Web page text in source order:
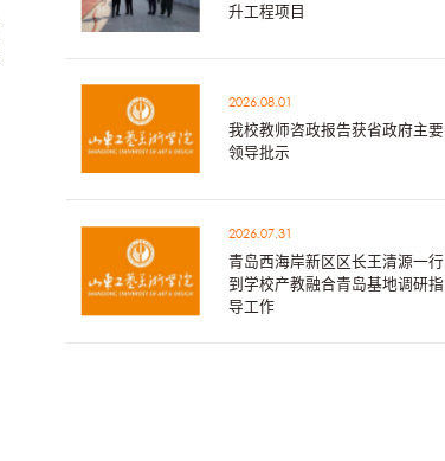
升工程项目
2026.08.01
我校教师咨政报告获省政府主要
领导批示
2026.07.31
青岛西海岸新区区长王清源一行
到学校产教融合青岛基地调研指
导工作